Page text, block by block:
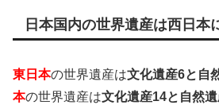
日本国内の世界遺産は西日本
東日本の世界遺産は文化遺産6と自
本の世界遺産は文化遺産14と自然